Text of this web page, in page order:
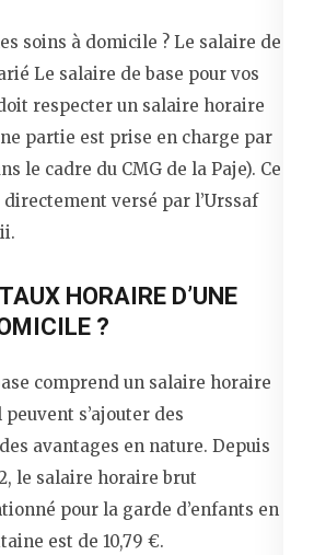
soins à domicile ? Le salaire de
Le salaire de base pour vos
respecter un salaire horaire
partie est prise en charge par
le cadre du CMG de la Paje). Ce
versé par l’Urssaf
HORAIRE D’UNE
?
comprend un salaire horaire
s’ajouter des
avantages en nature. Depuis
le salaire horaire brut
pour la garde d’enfants en
est de 10,79 €.